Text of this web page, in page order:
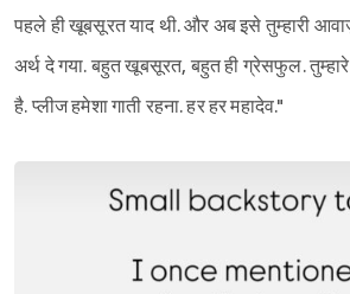
पहले ही खूबसूरत याद थी. और अब इसे तुम्हारी
अर्थ दे गया. बहुत खूबसूरत, बहुत ही ग्रेसफुल.
है. प्लीज हमेशा गाती रहना. हर हर महादेव."